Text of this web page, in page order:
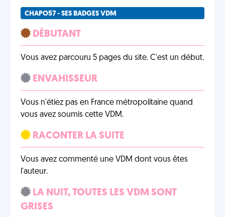
CHAPO57 - SES BADGES VDM
DÉBUTANT
Vous avez parcouru 5 pages du site. C'est un début.
ENVAHISSEUR
Vous n'étiez pas en France métropolitaine quand
vous avez soumis cette VDM.
RACONTER LA SUITE
Vous avez commenté une VDM dont vous êtes
l'auteur.
LA NUIT, TOUTES LES VDM SONT
GRISES